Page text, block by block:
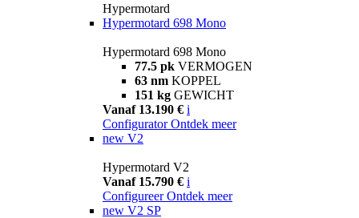
Hypermotard
Hypermotard 698 Mono
Hypermotard 698 Mono
77.5 pk VERMOGEN
63 nm KOPPEL
151 kg GEWICHT
Vanaf 13.190 € i
Configurator Ontdek meer
new V2
Hypermotard V2
Vanaf 15.790 € i
Configureer Ontdek meer
new V2 SP